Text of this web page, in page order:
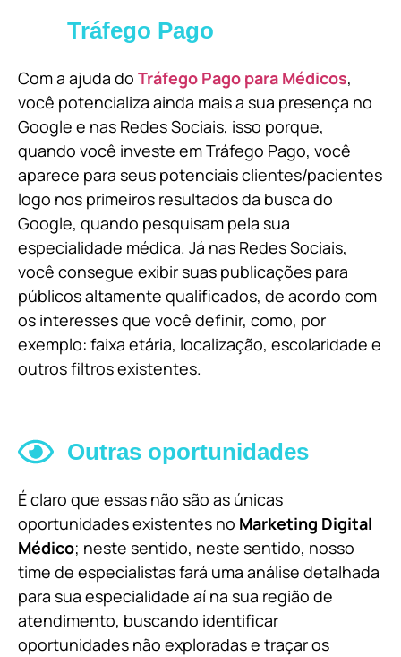
Tráfego Pago
Com a ajuda do Tráfego Pago para Médicos,
você potencializa ainda mais a sua presença no
Google e nas Redes Sociais, isso porque,
quando você investe em Tráfego Pago, você
aparece para seus potenciais clientes/pacientes
logo nos primeiros resultados da busca do
Google, quando pesquisam pela sua
especialidade médica. Já nas Redes Sociais,
você consegue exibir suas publicações para
públicos altamente qualificados, de acordo com
os interesses que você definir, como, por
exemplo: faixa etária, localização, escolaridade e
outros filtros existentes.
Outras oportunidades
É claro que essas não são as únicas
oportunidades existentes no Marketing Digital
Médico; neste sentido, neste sentido, nosso
time de especialistas fará uma análise detalhada
para sua especialidade aí na sua região de
atendimento, buscando identificar
oportunidades não exploradas e traçar os